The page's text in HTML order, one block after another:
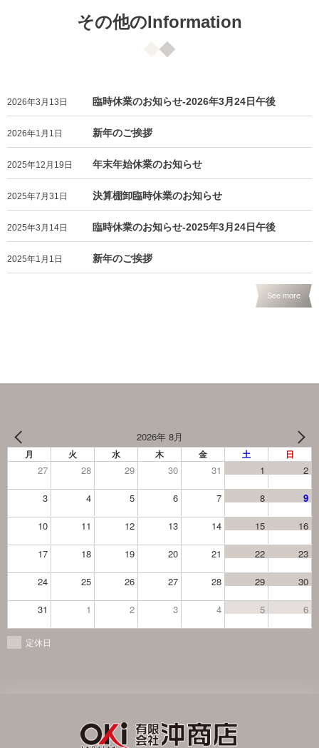
その他のInformation
2026年3月13日 臨時休業のお知らせ-2026年3月24日午後
2026年1月1日 新年のご挨拶
2025年12月19日 年末年始休業のお知らせ
2025年7月31日 決算棚卸臨時休業のお知らせ
2025年3月14日 臨時休業のお知らせ-2025年3月24日午後
2025年1月1日 新年のご挨拶
See more
2026年 8月
月 火 水 木 金 土 日
27 28 29 30 31 1 2
3 4 5 6 7 8 9
10 11 12 13 14 15 16
17 18 19 20 21 22 23
24 25 26 27 28 29 30
31 1 2 3 4 5 6
定休日